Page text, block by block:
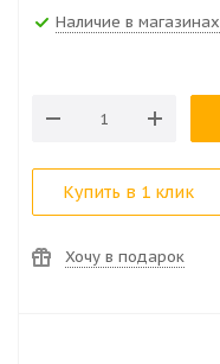
Наличие в магазинах
Купить в 1 клик
Хочу в подарок